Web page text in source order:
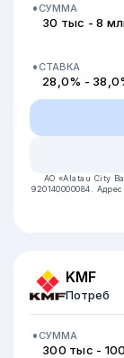
СУММА
30 тыс - 8
СТАВКА
28,0% -
АО «Alatau City
920140000084.
KMF
Потреб
СУММА
300 тыс -